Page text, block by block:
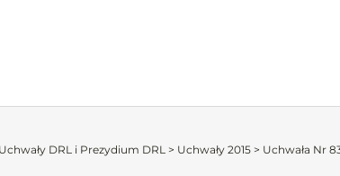
Uchwały DRL i Prezydium DRL > Uchwały 2015 > Uchwała Nr